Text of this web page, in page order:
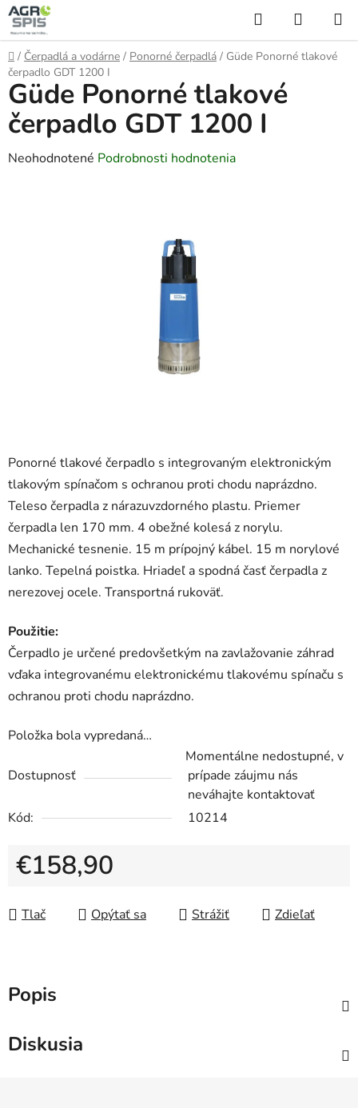
Prejsť
na
obsah
Hľadať
KOŠÍK
Domov
/ Čerpadlá a vodárne / Ponorné čerpadlá / Güde Ponorné tlakové
čerpadlo GDT 1200 I
Ponorné tlakové čerpadlo s integrovaným elektronickým
tlakovým spínačom s ochranou proti chodu naprázdno.
Teleso čerpadla z nárazuvzdorného plastu. Priemer
čerpadla len 170 mm. 4 obežné kolesá z norylu.
Mechanické tesnenie. 15 m prípojný kábel. 15 m norylové
lanko. Tepelná poistka. Hriadeľ a spodná časť čerpadla z
nerezovej ocele. Transportná rukoväť.
Použitie:
Čerpadlo je určené predovšetkým na zavlažovanie záhrad
vďaka integrovanému elektronickému tlakovému spínaču s
ochranou proti chodu naprázdno.
Položka bola vypredaná…
Dostupnosť
Momentálne nedostupné, v
prípade záujmu nás
neváhajte kontaktovať
Kód:
10214
€158,90
Tlač
Opýtať sa Strážiť Zdieľať
Güde Ponorné tlakové
čerpadlo GDT 1200 I
Priemerné
Neohodnotené Podrobnosti hodnotenia
Popis
Diskusia